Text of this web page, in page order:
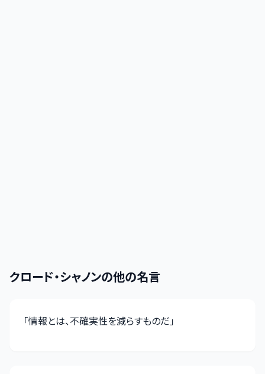
クロード・シャノンの他の名言
「情報とは、不確実性を減らすものだ」